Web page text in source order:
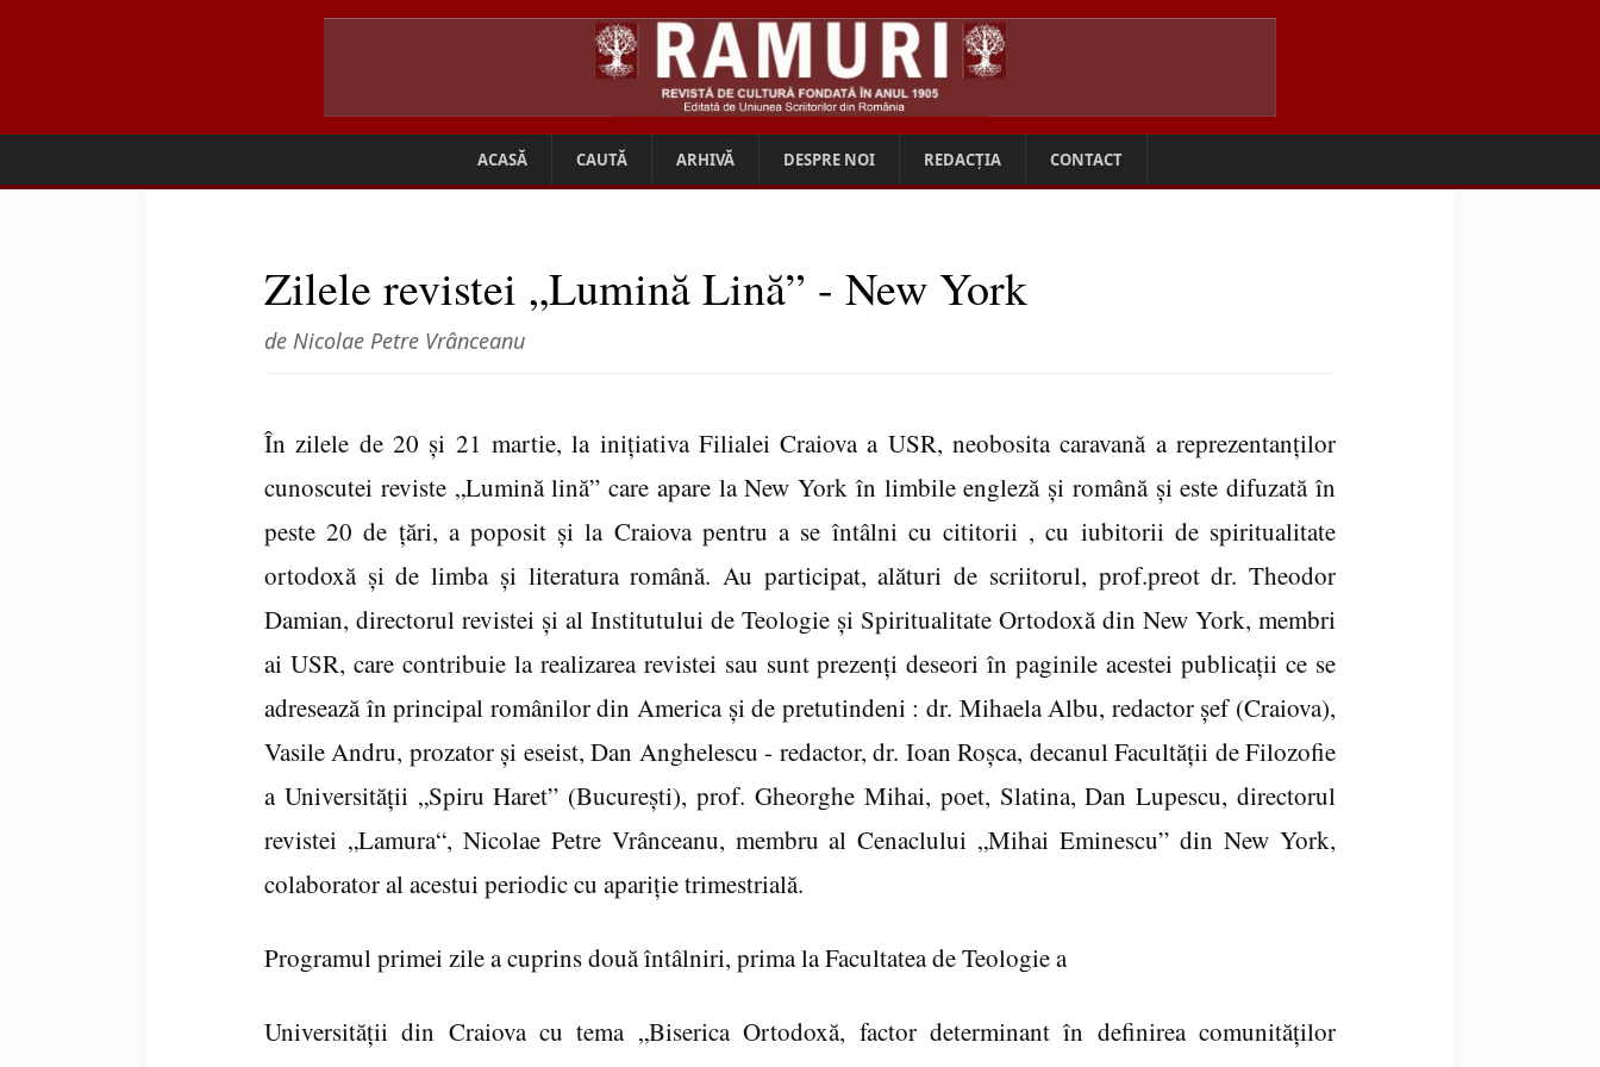
ACASĂ CAUTĂ ARHIVĂ DESPRE NOI REDACȚIA CONTACT
Zilele revistei „Lumină Lină” - New York
de Nicolae Petre Vrânceanu
În zilele de 20 şi 21 martie, la iniţiativa Filialei Craiova a USR, neobosita caravană a reprezentanţilor
cunoscutei reviste „Lumină lină” care apare la New York în limbile engleză şi română şi este difuzată în
peste 20 de ţări, a poposit şi la Craiova pentru a se întâlni cu cititorii , cu iubitorii de spiritualitate
ortodoxă şi de limba şi literatura română. Au participat, alături de scriitorul, prof.preot dr. Theodor
Damian, directorul revistei şi al Institutului de Teologie şi Spiritualitate Ortodoxă din New York, membri
ai USR, care contribuie la realizarea revistei sau sunt prezenţi deseori în paginile acestei publicaţii ce se
adresează în principal românilor din America şi de pretutindeni : dr. Mihaela Albu, redactor şef (Craiova),
Vasile Andru, prozator şi eseist, Dan Anghelescu - redactor, dr. Ioan Roşca, decanul Facultăţii de Filozofie
a Universităţii „Spiru Haret” (Bucureşti), prof. Gheorghe Mihai, poet, Slatina, Dan Lupescu, directorul
revistei „Lamura“, Nicolae Petre Vrânceanu, membru al Cenaclului „Mihai Eminescu” din New York,
colaborator al acestui periodic cu apariţie trimestrială.
Programul primei zile a cuprins două întâlniri, prima la Facultatea de Teologie a
Universităţii din Craiova cu tema „Biserica Ortodoxă, factor determinant în definirea comunităţilor